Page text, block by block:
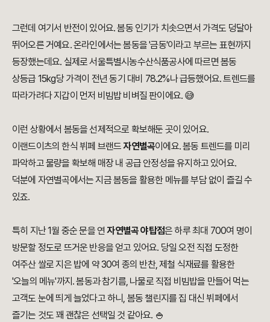
그런데 여기서 반전이 있어요. 봄동 인기가 치솟으면서 가격도 덩달아
뛰어오른 거예요. 온라인에서는 봄동을 '금동'이라고 부르는 표현까지
등장했는데요. 실제로 서울특별시농수산식품공사에 따르면 봄동
상등급 15kg당 가격이 전년 동기 대비 78.2%나 급등했어요. 트렌드를
따라가려다 지갑이 먼저 비빔밥 비벼질 판이에요. 😅
이런 상황에서 봄동을 선제적으로 확보해둔 곳이 있어요.
이랜드이츠의 한식 뷔페 브랜드자연별곡이에요. 봄동 트렌드를 미리
파악하고 물량을 확보해 매장 내 공급 안정성을 유지하고 있어요.
덕분에 자연별곡에서는 지금 봄동을 활용한 메뉴를 부담 없이 즐길 수
있죠.
특히 지난 1월 중순 문을 연자연별곡 야탑점은 하루 최대 700여 명이
방문할 정도로 뜨거운 반응을 얻고 있어요. 당일 오전 직접 도정한
여주산 쌀로 지은 밥에 약 30여 종의 반찬, 제철 식재료를 활용한
'오늘의 메뉴'까지. 봄동과 참기름, 나물로 직접 비빔밥을 만들어 먹는
고객도 눈에 띄게 늘었다고 하니, 봄동 챌린지를 집 대신 뷔페에서
즐기는 것도 꽤 괜찮은 선택일 것 같아요. 🍚